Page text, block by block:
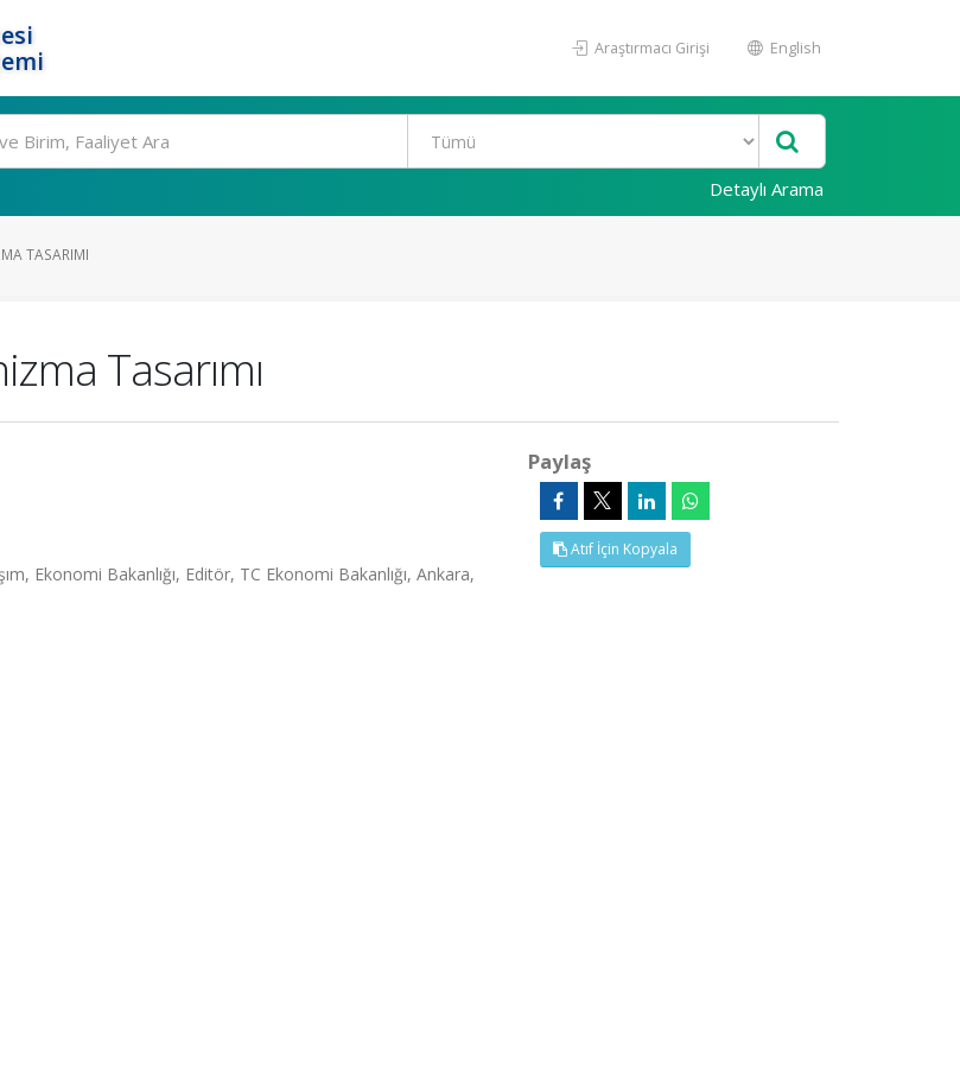
Araştırmacı Girişi English
Detaylı Arama
TASARIMI
Tasarımı
Ekonomi Bakanlığı, Editör, TC Ekonomi Bakanlığı, Ankara,
Paylaş
Atıf İçin Kopyala